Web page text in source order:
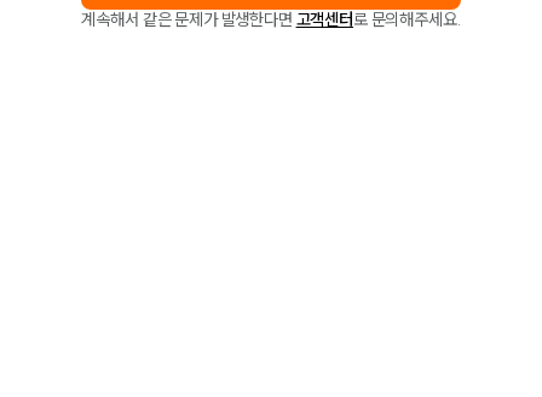
계속해서 같은 문제가 발생한다면 고객센터로 문의해주세요.